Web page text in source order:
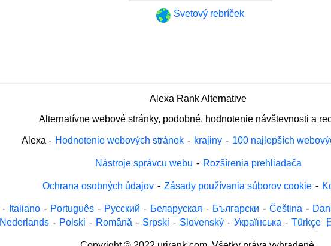
Svetový rebríček
Alexa Rank Alternative
Alternatívne webové stránky, podobné, hodnotenie návštevnosti a
Alexa - Hodnotenie webových stránok - krajiny - 100 najlepších
Nástroje správcu webu - Rozšírenia prehliadača
Ochrana osobných údajov - Zásady používania súborov cookie -
- Italiano - Português - Русский - Беларуская - Български - Čeština -
Nederlands - Polski - Română - Srpski - Slovenský - Українська - Türkçe